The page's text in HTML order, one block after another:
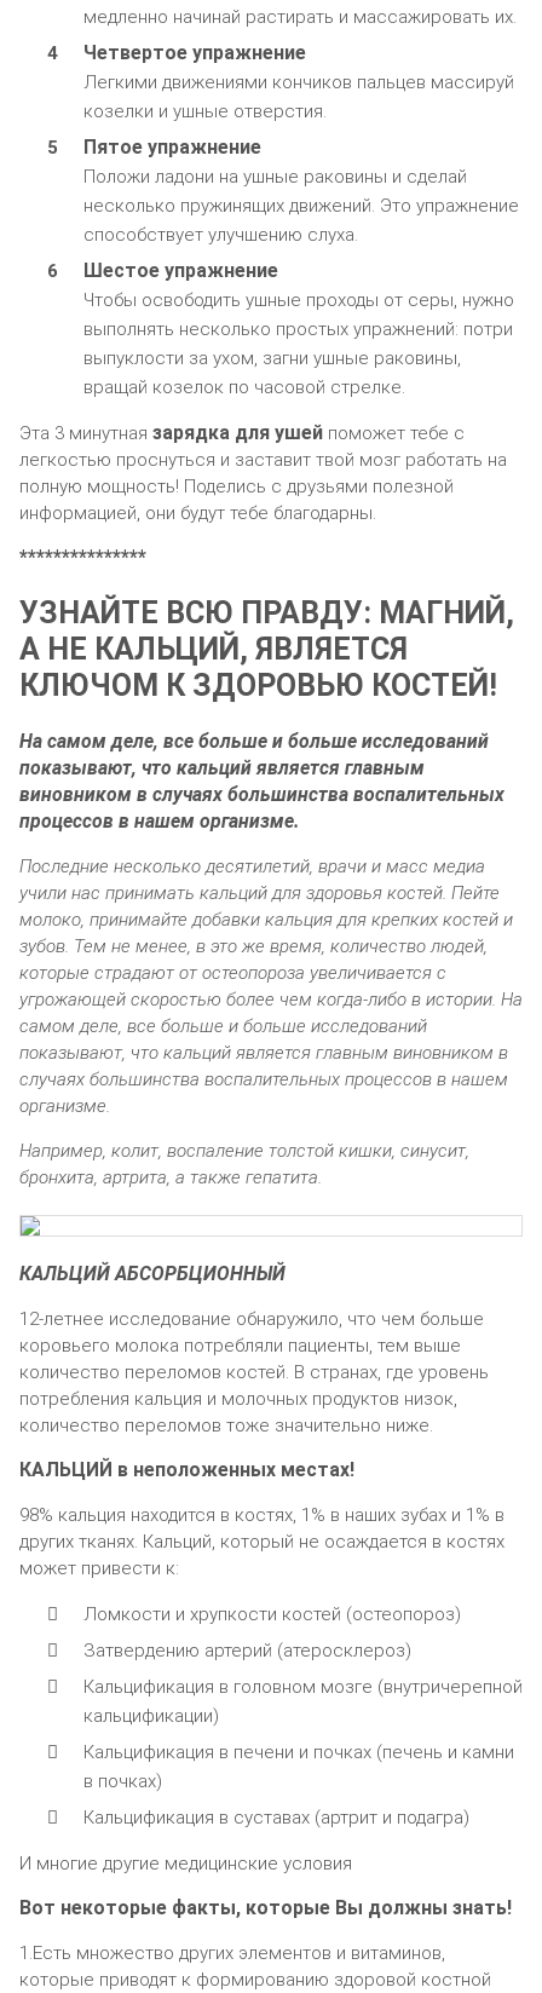
медленно начинай растирать и массажировать их.
Четвертое упражнение
Легкими движениями кончиков пальцев массируй
козелки и ушные отверстия.
Пятое упражнение
Положи ладони на ушные раковины и сделай
несколько пружинящих движений. Это упражнение
способствует улучшению слуха.
Шестое упражнение
Чтобы освободить ушные проходы от серы, нужно
выполнять несколько простых упражнений: потри
выпуклости за ухом, загни ушные раковины,
вращай козелок по часовой стрелке.
Эта 3 минутная зарядка для ушей поможет тебе с
легкостью проснуться и заставит твой мозг работать на
полную мощность! Поделись с друзьями полезной
информацией, они будут тебе благодарны.
***************
УЗНАЙТЕ ВСЮ ПРАВДУ: МАГНИЙ,
А НЕ КАЛЬЦИЙ, ЯВЛЯЕТСЯ
КЛЮЧОМ К ЗДОРОВЬЮ КОСТЕЙ!
На самом деле, все больше и больше исследований
показывают, что кальций является главным
виновником в случаях большинства воспалительных
процессов в нашем организме.
Последние несколько десятилетий, врачи и масс медиа
учили нас принимать кальций для здоровья костей. Пейте
молоко, принимайте добавки кальция для крепких костей и
зубов. Тем не менее, в это же время, количество людей,
которые страдают от остеопороза увеличивается с
угрожающей скоростью более чем когда-либо в истории. На
самом деле, все больше и больше исследований
показывают, что кальций является главным виновником в
случаях большинства воспалительных процессов в нашем
организме.
Например, колит, воспаление толстой кишки, синусит,
бронхита, артрита, а также гепатита.
КАЛЬЦИЙ АБСОРБЦИОННЫЙ
12-летнее исследование обнаружило, что чем больше
коровьего молока потребляли пациенты, тем выше
количество переломов костей. В странах, где уровень
потребления кальция и молочных продуктов низок,
количество переломов тоже значительно ниже.
КАЛЬЦИЙ в неположенных местах!
98% кальция находится в костях, 1% в наших зубах и 1% в
других тканях. Кальций, который не осаждается в костях
может привести к:
Ломкости и хрупкости костей (остеопороз)
Затвердению артерий (атеросклероз)
Кальцификация в головном мозге (внутричерепной
кальцификации)
Кальцификация в печени и почках (печень и камни
в почках)
Кальцификация в суставах (артрит и подагра)
И многие другие медицинские условия
Вот некоторые факты, которые Вы должны знать!
1.Есть множество других элементов и витаминов,
которые приводят к формированию здоровой костной